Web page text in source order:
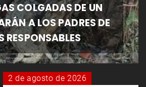
COLGADAS DE UN
A LOS PADRES DE
RESPONSABLES
2 de agosto de 2026